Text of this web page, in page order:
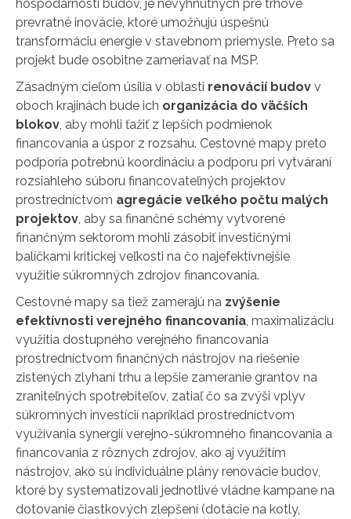
hospodárnosti budov, je nevyhnutných pre trhové
prevratné inovácie, ktoré umožňujú úspešnú
transformáciu energie v stavebnom priemysle. Preto sa
projekt bude osobitne zameriavať na MSP.
Zásadným cieľom úsilia v oblasti renovácií budov v
oboch krajinách bude ich organizácia do väčších
blokov , aby mohli ťažiť z lepších podmienok
financovania a úspor z rozsahu. Cestovné mapy preto
podporia potrebnú koordináciu a podporu pri vytváraní
rozsiahleho súboru financovateľných projektov
prostredníctvom agregácie veľkého počtu malých
projektov , aby sa finančné schémy vytvorené
finančným sektorom mohli zásobiť investičnými
balíčkami kritickej veľkosti na čo najefektívnejšie
využitie súkromných zdrojov financovania.
Cestovné mapy sa tiež zamerajú na zvýšenie
efektívnosti verejného financovania , maximalizáciu
využitia dostupného verejného financovania
prostredníctvom finančných nástrojov na riešenie
zistených zlyhaní trhu a lepšie zameranie grantov na
zraniteľných spotrebiteľov, zatiaľ čo sa zvýši vplyv
súkromných investícií napríklad prostredníctvom
využívania synergií verejno-súkromného financovania a
financovania z rôznych zdrojov, ako aj využitím
nástrojov, ako sú individuálne plány renovácie budov,
ktoré by systematizovali jednotlivé vládne kampane na
dotovanie čiastkových zlepšení (dotácie na kotly,